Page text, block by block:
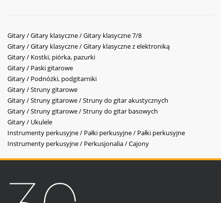
Gitary / Gitary klasyczne / Gitary klasyczne 7/8
Gitary / Gitary klasyczne / Gitary klasyczne z elektroniką
Gitary / Kostki, piórka, pazurki
Gitary / Paski gitarowe
Gitary / Podnóżki, podgitarniki
Gitary / Struny gitarowe
Gitary / Struny gitarowe / Struny do gitar akustycznych
Gitary / Struny gitarowe / Struny do gitar basowych
Gitary / Ukulele
Instrumenty perkusyjne / Pałki perkusyjne / Pałki perkusyjne
Instrumenty perkusyjne / Perkusjonalia / Cajony